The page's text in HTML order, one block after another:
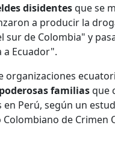
disidentesque se
a producir la
sur de Colombia" y
Ecuador".
organizaciones
poderosas familiasque
Perú, según un
de Crimen